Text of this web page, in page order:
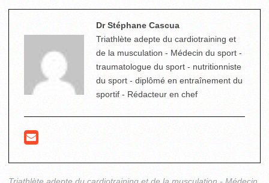
Dr Stéphane Cascua
Triathlète adepte du cardiotraining et
de la musculation - Médecin du sport -
traumatologue du sport - nutritionniste
du sport - diplômé en entraînement du
sportif - Rédacteur en chef